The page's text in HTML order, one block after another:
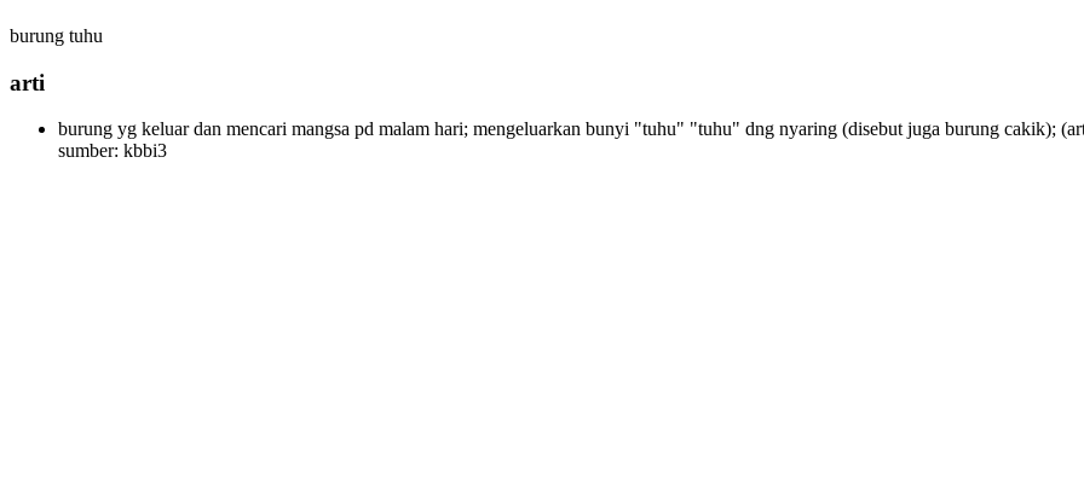
burung tuhu
arti
burung yg keluar dan mencari mangsa pd malam hari; mengeluarkan bunyi "tuhu" "tuhu" dng nyaring (disebut juga burung cakik);
sumber: kbbi3